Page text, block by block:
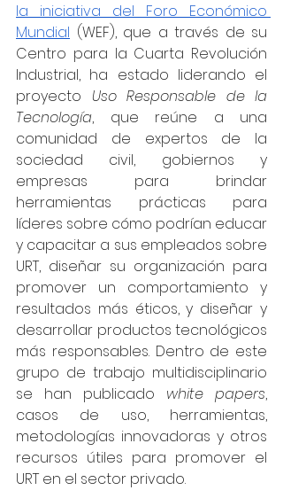
la iniciativa del Foro Económico
Mundial (WEF), que a través de su
Centro para la Cuarta Revolución
Industrial, ha estado liderando el
proyecto Uso Responsable de la
Tecnología, que reúne a una
comunidad de expertos de la
sociedad civil, gobiernos y
empresas para brindar
herramientas prácticas para
líderes sobre cómo podrían educar
y capacitar a sus empleados sobre
URT, diseñar su organización para
promover un comportamiento y
resultados más éticos, y diseñar y
desarrollar productos tecnológicos
más responsables. Dentro de este
grupo de trabajo multidisciplinario
se han publicado white papers,
casos de uso, herramientas,
metodologías innovadoras y otros
recursos útiles para promover el
URT en el sector privado.